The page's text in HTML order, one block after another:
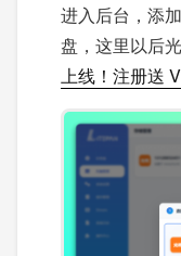
进入后台，添
盘，这里以后
上线！注册送